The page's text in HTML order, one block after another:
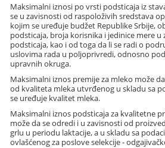
Maksimalni iznosi po vrsti podsticaja iz
se u zavisnosti od raspoloživih sredstava
kojim se uređuje budžet Republike Srbije,
podsticaja, broja korisnika i jedinice mere
podsticaja, kao i od toga da li se radi o
uslovima rada u poljoprivredi, odnosno
upravnih okruga.
Maksimalni iznos premije za mleko može
od kvaliteta mleka utvrđenog u skladu sa
se uređuje kvalitet mleka.
Maksimalni iznos podsticaja za kvalitetne
može da se odredi i u zavisnosti od
grlu u periodu laktacije, a u skladu sa
ovlašćenog za poslove selekcije -